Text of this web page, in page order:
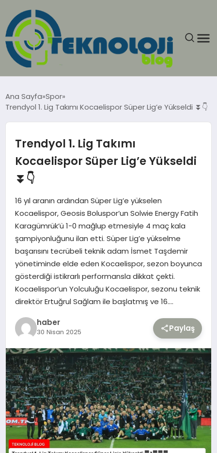
GÜNCEL
EĞITIM
EKONOMI
GÜNDEM
TEKNOLOJI
YAŞAM
Ana Sayfa Spor
Trendyol 1. Lig Takımı Kocaelispor Süper Lig’e Yükseldi ⏬👇
Trendyol 1. Lig Takımı
Kocaelispor Süper Lig’e Yükseldi
⏬👇
16 yıl aranın ardından Süper Lig’e yükselen
Kocaelispor, Geosis Boluspor’un Solwie Energy Fatih
Karagümrük’ü 1-0 mağlup etmesiyle 4 maç kala
şampiyonluğunu ilan etti. Süper Lig’e yükselme
başarısını tecrübeli teknik adam İsmet Taşdemir
yönetiminde elde eden Kocaelispor, sezon boyunca
gösterdiği istikrarlı performansla dikkat çekti.
Kocaelispor’un Yolculuğu Kocaelispor, sezonu teknik
direktör Ertuğrul Sağlam ile başlatmış ve 16….
haber
30 Nisan 2025 Paylaş